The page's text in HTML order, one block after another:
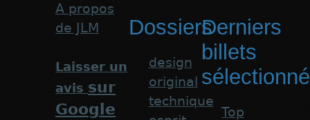
A propos
de JLM
Laisser un
avis sur
Google
Dossiers
design
original
technique
Derniers
billets
Top